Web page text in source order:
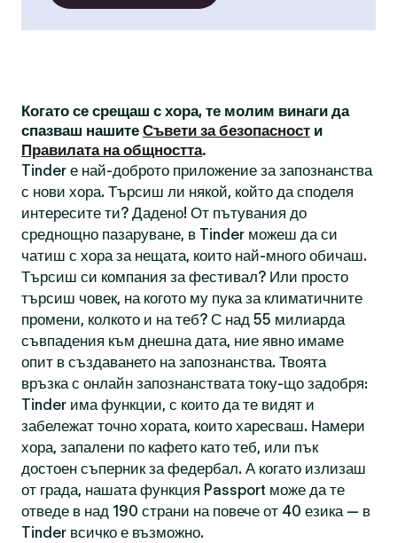
Когато се срещаш с хора, те молим винаги да
спазваш нашите Съвети за безопасност и
Правилата на общността.
Tinder е най-доброто приложение за запознанства
с нови хора. Търсиш ли някой, който да споделя
интересите ти? Дадено! От пътувания до
среднощно пазаруване, в Tinder можеш да си
чатиш с хора за нещата, които най-много обичаш.
Търсиш си компания за фестивал? Или просто
търсиш човек, на когото му пука за климатичните
промени, колкото и на теб? С над 55 милиарда
съвпадения към днешна дата, ние явно имаме
опит в създаването на запознанства. Твоята
връзка с онлайн запознанствата току-що задобря:
Tinder има функции, с които да те видят и
забележат точно хората, които харесваш. Намери
хора, запалени по кафето като теб, или пък
достоен съперник за федербал. А когато излизаш
от града, нашата функция Passport може да те
отведе в над 190 страни на повече от 40 езика — в
Tinder всичко е възможно.